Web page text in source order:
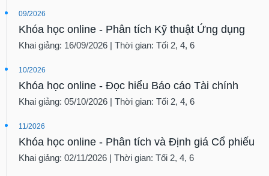
09/2026
Khóa học online - Phân tích Kỹ thuật Ứng dụng
Khai giảng: 16/09/2026 | Thời gian: Tối 2, 4, 6
10/2026
Khóa học online - Đọc hiểu Báo cáo Tài chính
Khai giảng: 05/10/2026 | Thời gian: Tối 2, 4, 6
11/2026
Khóa học online - Phân tích và Định giá Cổ phiếu
Khai giảng: 02/11/2026 | Thời gian: Tối 2, 4, 6